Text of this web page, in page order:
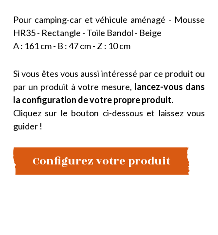
Pour camping-car et véhicule aménagé - Mousse
HR35 - Rectangle - Toile Bandol - Beige
A : 161 cm - B : 47 cm - Z : 10 cm
Si vous êtes vous aussi intéressé par ce produit ou
par un produit à votre mesure, lancez-vous dans
la configuration de votre propre produit.
Cliquez sur le bouton ci-dessous et laissez vous
guider !
Configurez votre produit